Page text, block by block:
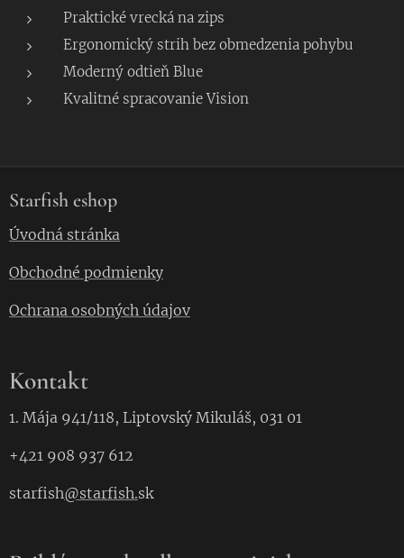
Praktické vrecká na zips
Ergonomický strih bez obmedzenia pohybu
Moderný odtieň Blue
Kvalitné spracovanie Vision
Starfish eshop
Úvodná stránka
Obchodné podmienky
Ochrana osobných údajov
Kontakt
1. Mája 941/118, Liptovský Mikuláš, 031 01
+421 908 937 612
starfish@starfish.sk